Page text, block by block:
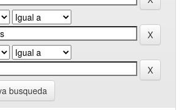
busqueda